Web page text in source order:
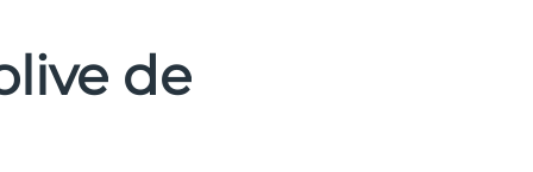
de